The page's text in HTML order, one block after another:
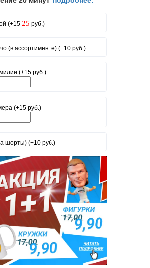
(+1525руб.)
(в ассортименте) (+10 руб.)
(+15 руб.)
(+15 руб.)
шорты) (+10 руб.)